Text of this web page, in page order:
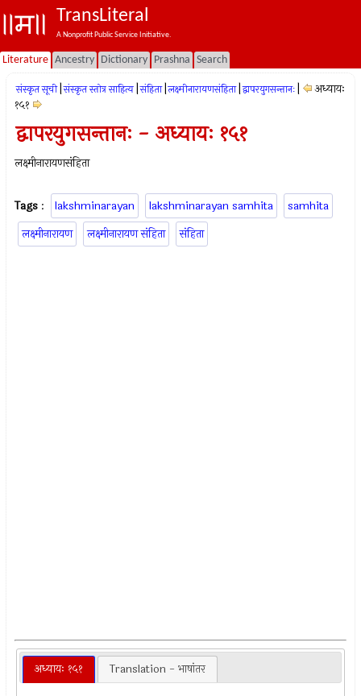
TransLiteral
A Nonprofit Public Service Initiative.
Literature Ancestry Dictionary Prashna Search
संस्कृत सूची संस्कृत स्तोत्र साहित्य संहिता लक्ष्मीनारायणसंहिता द्वापरयुगसन्तानः
अध्यायः
१५१
द्वापरयुगसन्तानः - अध्यायः १५१
लक्ष्मीनारायणसंहिता
Tags : lakshminarayan lakshminarayan samhita
samhita
लक्ष्मीनारायण
लक्ष्मीनारायण संहिता संहिता
अध्यायः १५१ Translation - भाषांतर